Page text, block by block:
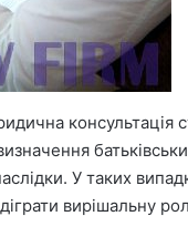
консультація
У таких
вирішальну